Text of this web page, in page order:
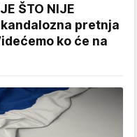
ŠTO NIJE
pretnja
ko će na